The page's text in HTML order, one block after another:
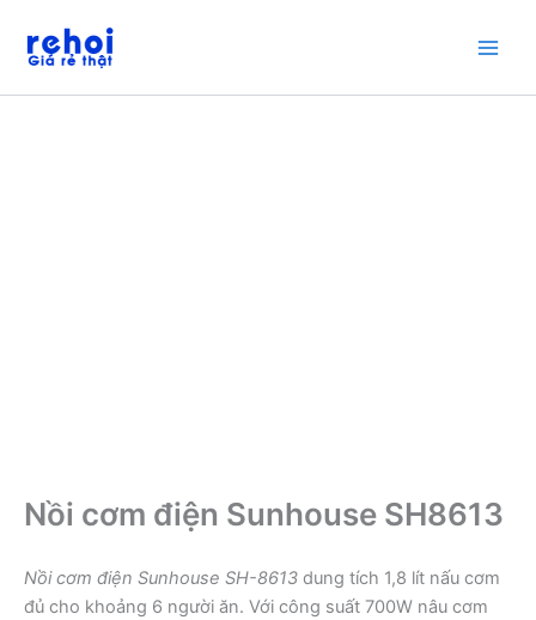
dung
Nồi cơm điện Sunhouse SH8613
Nồi cơm điện Sunhouse SH-8613 dung tích 1,8 lít nấu cơm
đủ cho khoảng 6 người ăn. Với công suất 700W nâu cơm